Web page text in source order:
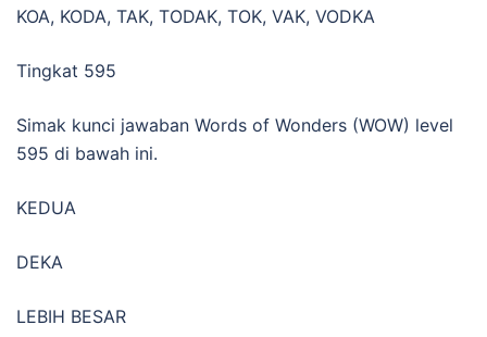
KOA, KODA, TAK, TODAK, TOK, VAK, VODKA
Tingkat 595
Simak kunci jawaban Words of Wonders (WOW) level
595 di bawah ini.
KEDUA
DEKA
LEBIH BESAR